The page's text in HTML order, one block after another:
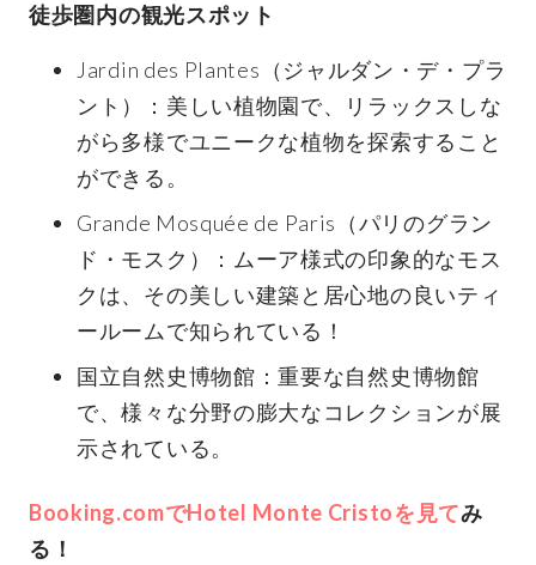
徒歩圏内の観光スポット
Jardin des Plantes（ジャルダン・デ・プラ
ント）：美しい植物園で、リラックスしな
がら多様でユニークな植物を探索すること
ができる。
Grande Mosquée de Paris（パリのグラン
ド・モスク）：ムーア様式の印象的なモス
クは、その美しい建築と居心地の良いティ
ールームで知られている！
国立自然史博物館：重要な自然史博物館
で、様々な分野の膨大なコレクションが展
示されている。
Booking.comでHotel Monte Cristoを見てみ
る！